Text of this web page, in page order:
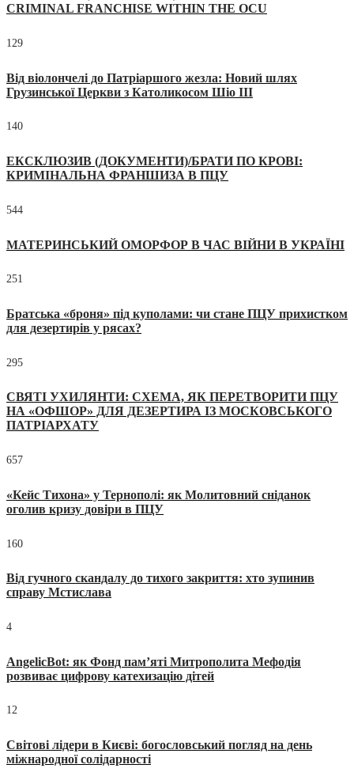
CRIMINAL FRANCHISE WITHIN THE OCU
129
Від віолончелі до Патріаршого жезла: Новий шлях
Грузинської Церкви з Католикосом Шіо III
140
ЕКСКЛЮЗИВ (ДОКУМЕНТИ)/БРАТИ ПО КРОВІ:
КРИМІНАЛЬНА ФРАНШИЗА В ПЦУ
544
МАТЕРИНСЬКИЙ ОМОРФОР В ЧАС ВІЙНИ В УКРАЇНІ
251
Братська «броня» під куполами: чи стане ПЦУ прихистком
для дезертирів у рясах?
295
СВЯТІ УХИЛЯНТИ: СХЕМА, ЯК ПЕРЕТВОРИТИ ПЦУ
НА «ОФШОР» ДЛЯ ДЕЗЕРТИРА ІЗ МОСКОВСЬКОГО
ПАТРІАРХАТУ
657
«Кейс Тихона» у Тернополі: як Молитовний сніданок
оголив кризу довіри в ПЦУ
160
Від гучного скандалу до тихого закриття: хто зупинив
справу Мстислава
4
AngelicBot: як Фонд пам’яті Митрополита Мефодія
розвиває цифрову катехизацію дітей
12
Світові лідери в Києві: богословський погляд на день
міжнародної солідарності